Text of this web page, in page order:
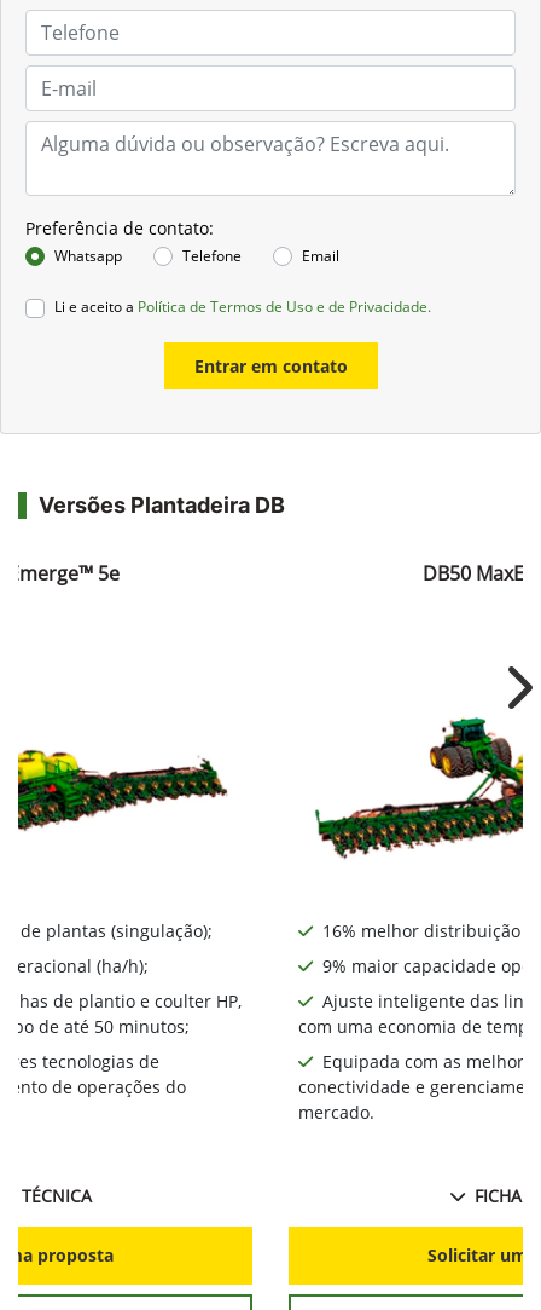
Preferência de contato:
Whatsapp Telefone Email
Li e aceito a Política de Termos de Uso e de Privacidade.
Entrar em contato
Versões Plantadeira DB
5e
de plantas (singulação);
(ha/h);
de plantio e coulter HP,
de até 50 minutos;
tecnologias de
de operações do
TÉCNICA
proposta
DB50
16% melhor distribuição
9% maior capacidade
Ajuste inteligente das
com uma economia de
Equipada com as
conectividade e
mercado.
FICHA
Solicitar